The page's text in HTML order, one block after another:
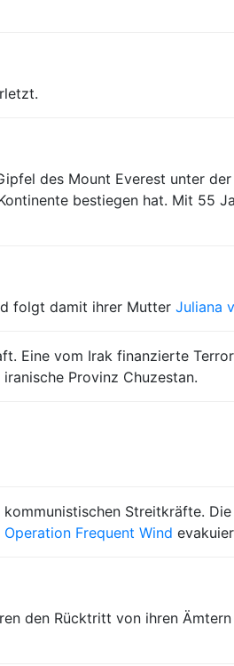
des Mount Everest unter
bestiegen hat. Mit 55
folgt damit ihrer Mutter Juliana
Eine vom Irak finanzierte
Provinz Chuzestan.
Streitkräfte. Die
Operation Frequent Wind
den Rücktritt von ihren Ämtern